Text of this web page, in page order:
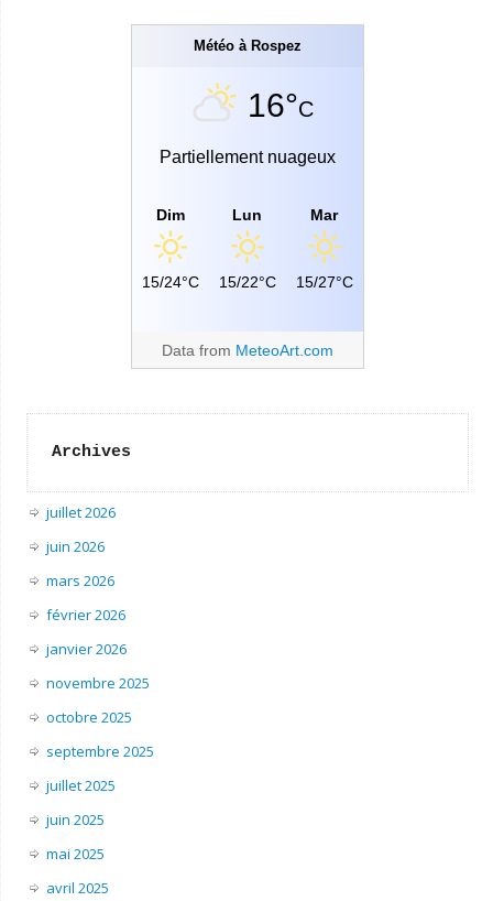
Météo à Rospez
16°C
Partiellement nuageux
Dim
15/24°C
Lun
15/22°C
Mar
15/27°C
Data from MeteoArt.com
Archives
juillet 2026
juin 2026
mars 2026
février 2026
janvier 2026
novembre 2025
octobre 2025
septembre 2025
juillet 2025
juin 2025
mai 2025
avril 2025